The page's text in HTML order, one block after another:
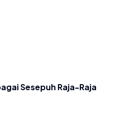
Sesepuh Raja-Raja